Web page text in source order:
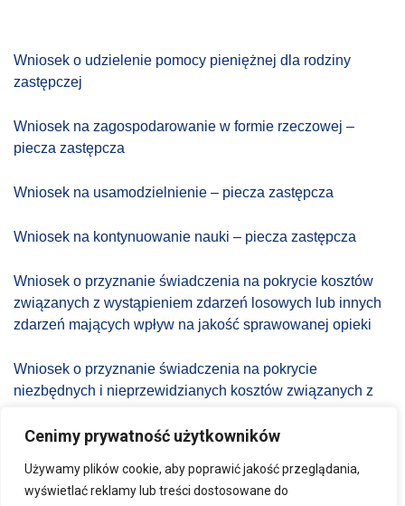
Cenimy prywatność użytkowników
Używamy plików cookie, aby poprawić jakość przeglądania,
wyświetlać reklamy lub treści dostosowane do
Wniosek o udzielenie pomocy pieniężnej dla rodziny
zastępczej
Wniosek na zagospodarowanie w formie rzeczowej –
piecza zastępcza
Wniosek na usamodzielnienie – piecza zastępcza
Wniosek na kontynuowanie nauki – piecza zastępcza
Wniosek o przyznanie świadczenia na pokrycie kosztów
związanych z wystąpieniem zdarzeń losowych lub innych
zdarzeń mających wpływ na jakość sprawowanej opieki
Wniosek o przyznanie świadczenia na pokrycie
niezbędnych i nieprzewidzianych kosztów związanych z
rodzinnego domu dziecka